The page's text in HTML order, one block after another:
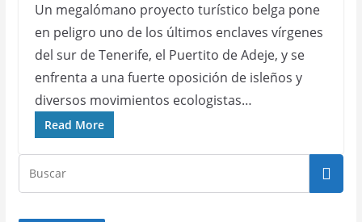
Un megalómano proyecto turístico belga pone
en peligro uno de los últimos enclaves vírgenes
del sur de Tenerife, el Puertito de Adeje, y se
enfrenta a una fuerte oposición de isleños y
diversos movimientos ecologistas…
Read More